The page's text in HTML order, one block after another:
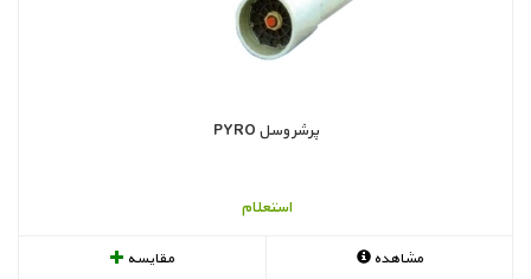
پرشر وسل PYRO
استعلام
مقایسه مشاهده